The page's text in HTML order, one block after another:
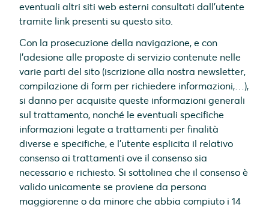
eventuali altri siti web esterni consultati dall'utente
tramite link presenti su questo sito.
Con la prosecuzione della navigazione, e con
l’adesione alle proposte di servizio contenute nelle
varie parti del sito (iscrizione alla nostra newsletter,
compilazione di form per richiedere informazioni,…),
si danno per acquisite queste informazioni generali
sul trattamento, nonché le eventuali specifiche
informazioni legate a trattamenti per finalità
diverse e specifiche, e l’utente esplicita il relativo
consenso ai trattamenti ove il consenso sia
necessario e richiesto. Si sottolinea che il consenso è
valido unicamente se proviene da persona
maggiorenne o da minore che abbia compiuto i 14